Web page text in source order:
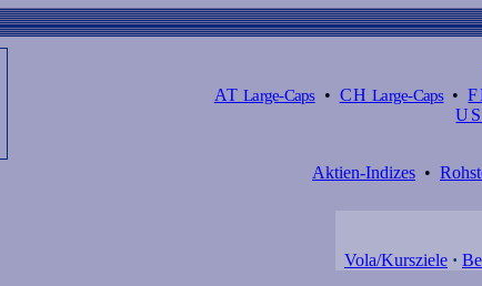
AT Large-Caps• CH Large-Caps•
US
Aktien-Indizes •
Vola/Kursziele ·